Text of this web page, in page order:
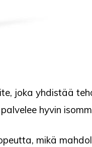
joka yhdistää
hyvin
mikä